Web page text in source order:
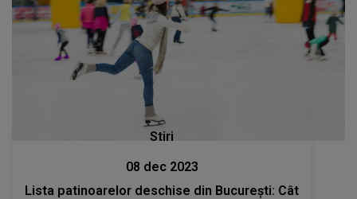
Stiri
08 dec 2023
Lista patinoarelor deschise din București: Cât